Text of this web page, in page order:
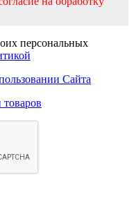
персональных
Сайта